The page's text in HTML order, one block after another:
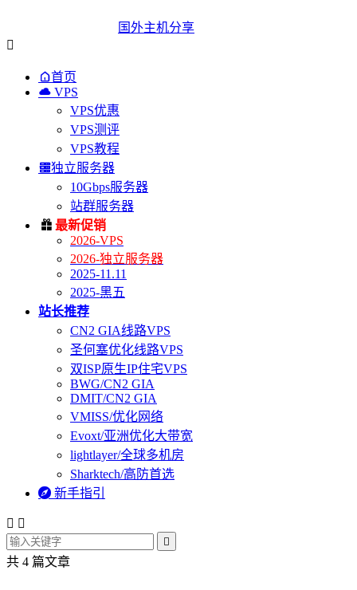
国外主机分享

首页
 VPS
VPS优惠
VPS测评
VPS教程
独立服务器
10Gbps服务器
站群服务器
 最新促销
2026-VPS
2026-独立服务器
2025-11.11
2025-黑五
站长推荐
CN2 GIA线路VPS
圣何塞优化线路VPS
双ISP原生IP住宅VPS
BWG/CN2 GIA
DMIT/CN2 GIA
VMISS/优化网络
Evoxt/亚洲优化大带宽
lightlayer/全球多机房
Sharktech/高防首选
 新手指引
 

共 4 篇文章